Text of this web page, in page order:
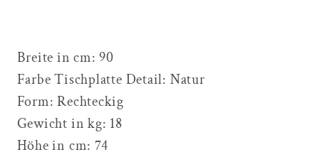
Breite in cm: 90
Farbe Tischplatte Detail: Natur
Form:Rechteckig
Gewicht in kg: 18
Höhe in cm: 74